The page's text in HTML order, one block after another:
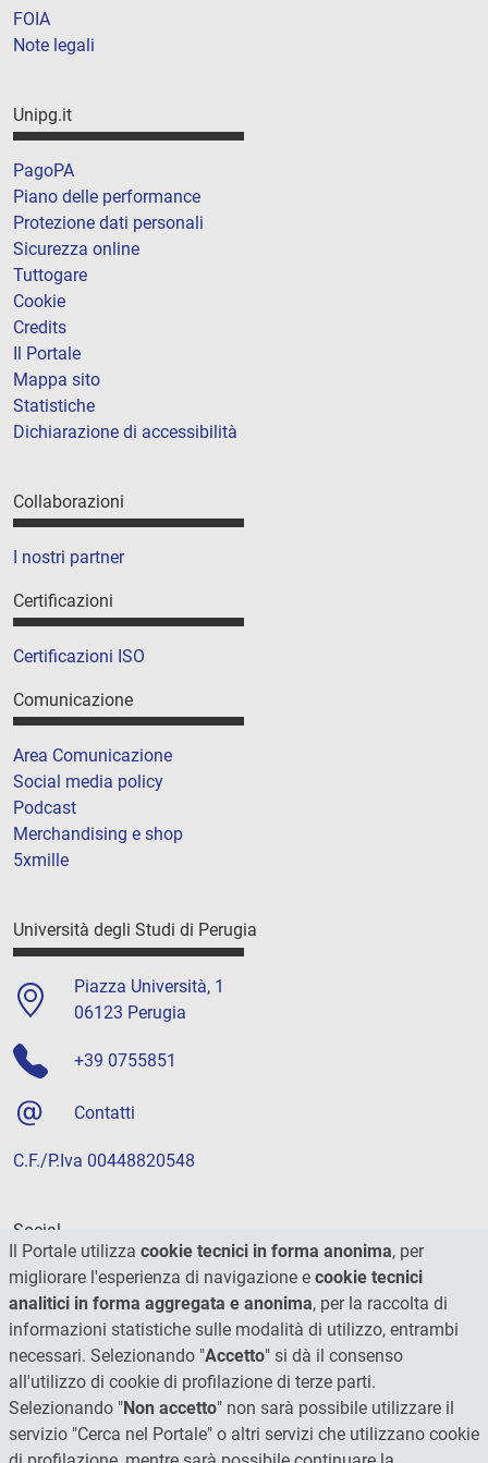
FOIA
Note legali
Unipg.it
PagoPA
Piano delle performance
Protezione dati personali
Sicurezza online
Tuttogare
Cookie
Credits
Il Portale
Mappa sito
Statistiche
Dichiarazione di accessibilità
Collaborazioni
I nostri partner
Certificazioni
Certificazioni ISO
Comunicazione
Area Comunicazione
Social media policy
Podcast
Merchandising e shop
5xmille
Università degli Studi di Perugia
Piazza Università, 1
06123 Perugia
+39 0755851
Contatti
C.F./P.Iva 00448820548
Social
Il Portale utilizza cookie tecnici in forma anonima, per
migliorare l'esperienza di navigazione e cookie tecnici
analitici in forma aggregata e anonima, per la raccolta di
informazioni statistiche sulle modalità di utilizzo, entrambi
necessari. Selezionando "Accetto" si dà il consenso
all'utilizzo di cookie di profilazione di terze parti.
Selezionando "Non accetto" non sarà possibile utilizzare il
servizio "Cerca nel Portale" o altri servizi che utilizzano cookie